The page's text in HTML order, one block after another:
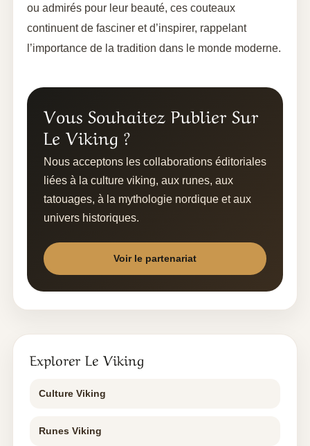
ou admirés pour leur beauté, ces couteaux
continuent de fasciner et d’inspirer, rappelant
l’importance de la tradition dans le monde moderne.
Vous Souhaitez Publier Sur
Le Viking ?
Nous acceptons les collaborations éditoriales
liées à la culture viking, aux runes, aux
tatouages, à la mythologie nordique et aux
univers historiques.
Voir le partenariat
Explorer Le Viking
Culture Viking
Runes Viking